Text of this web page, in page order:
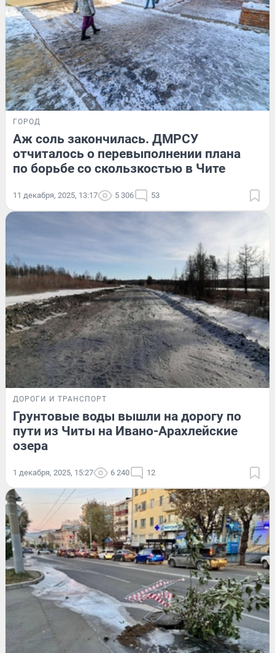
ГОРОД
Аж соль закончилась. ДМРСУ
отчиталось о перевыполнении плана
по борьбе со скользкостью в Чите
11 декабря, 2025, 13:17 5 306 53
ДОРОГИ И ТРАНСПОРТ
Грунтовые воды вышли на дорогу по
пути из Читы на Ивано-Арахлейские
озера
1 декабря, 2025, 15:27 6 240 12